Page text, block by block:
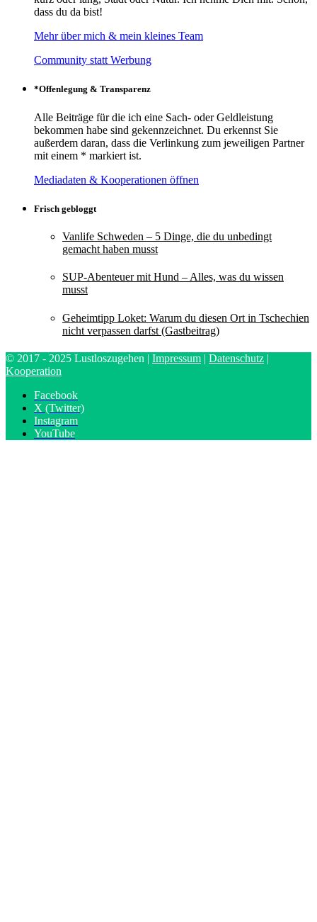
dass du da bist!
Mehr über mich & mein kleines Team
Community statt Werbung
*Offenlegung & Transparenz
Alle Beiträge für die ich eine Sach- oder Geldleistung
bekommen habe sind gekennzeichnet. Du erkennst Sie
außerdem daran, dass die Verlinkung zum jeweiligen Partner
mit einem * markiert ist.
Mediadaten & Kooperationen öffnen
Frisch gebloggt
Vanlife Schweden – 5 Dinge, die du unbedingt
gemacht haben musst
SUP-Abenteuer mit Hund – Alles, was du wissen
musst
Geheimtipp Loket: Warum du diesen Ort in Tschechien
nicht verpassen darfst (Gastbeitrag)
© 2017 - 2025 Lustloszugehen | Impressum | Datenschutz |
Kooperation
Facebook
X (Twitter)
Instagram
YouTube